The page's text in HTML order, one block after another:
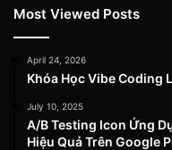
Most Viewed Posts
April 24, 2026
Khóa Học Vibe Coding
July 10, 2025
A/B Testing Icon Ứng
Hiệu Quả Trên Google